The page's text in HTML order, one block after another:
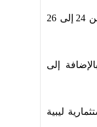
أعلنت وزارة النفط والغاز اليوم، بدء فعاليات قمة ليبيا للطاقة والاقتصاد 2026 التي تُعقد في الفترة من 24 إلى 26
إلى
ليبية